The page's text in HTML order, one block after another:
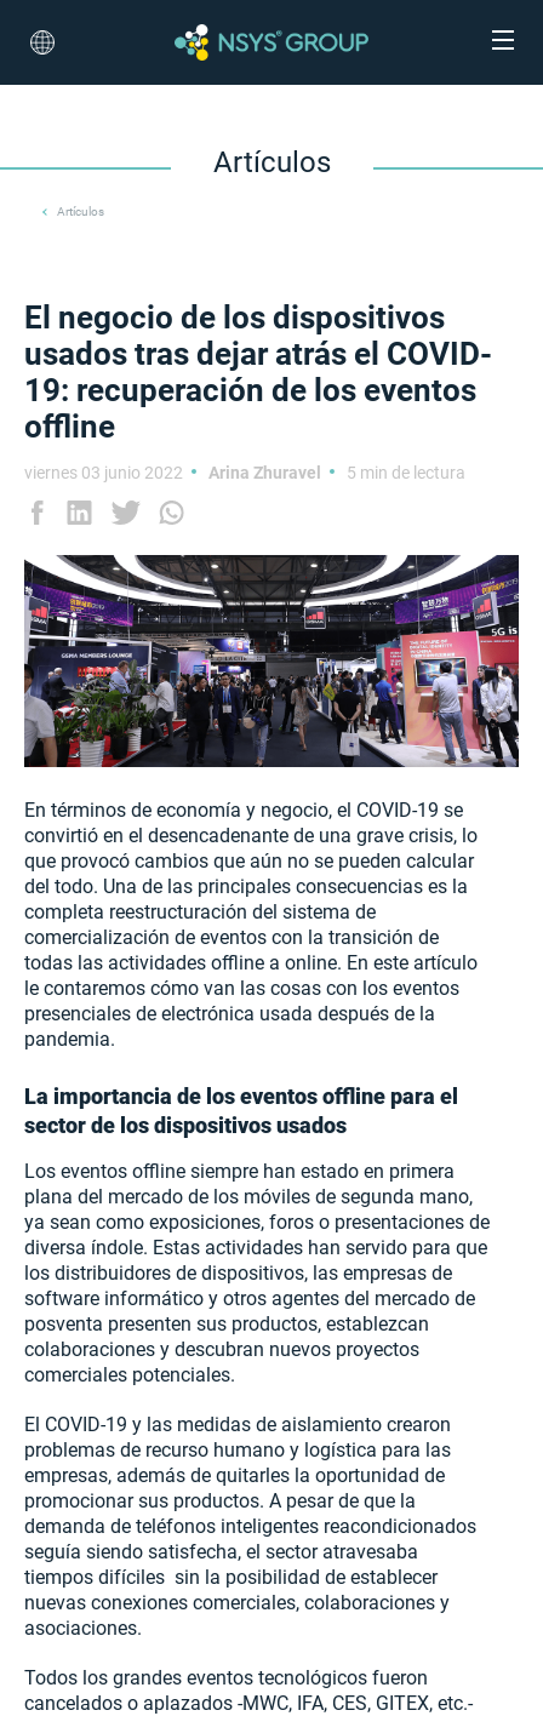
Artículos
Artículos
El negocio de los dispositivos
usados tras dejar atrás el COVID-
19: recuperación de los eventos
offline
viernes 03 junio 2022 Arina Zhuravel 5 min de lectura
En términos de economía y negocio, el COVID-19 se
convirtió en el desencadenante de una grave crisis, lo
que provocó cambios que aún no se pueden calcular
del todo. Una de las principales consecuencias es la
completa reestructuración del sistema de
comercialización de eventos con la transición de
todas las actividades offline a online. En este artículo
le contaremos cómo van las cosas con los eventos
presenciales de electrónica usada después de la
pandemia.
La importancia de los eventos offline para el
sector de los dispositivos usados
Los eventos offline siempre han estado en primera
plana del mercado de los móviles de segunda mano,
ya sean como exposiciones, foros o presentaciones de
diversa índole. Estas actividades han servido para que
los distribuidores de dispositivos, las empresas de
software informático y otros agentes del mercado de
posventa presenten sus productos, establezcan
colaboraciones y descubran nuevos proyectos
comerciales potenciales.
El COVID-19 y las medidas de aislamiento crearon
problemas de recurso humano y logística para las
empresas, además de quitarles la oportunidad de
promocionar sus productos. A pesar de que la
demanda de teléfonos inteligentes reacondicionados
seguía siendo satisfecha, el sector atravesaba
tiempos difíciles sin la posibilidad de establecer
nuevas conexiones comerciales, colaboraciones y
asociaciones.
Todos los grandes eventos tecnológicos fueron
cancelados o aplazados -MWC, IFA, CES, GITEX, etc.-